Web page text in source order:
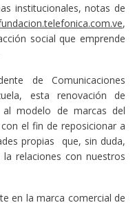
institucionales, notas de
,
social que emprende
de Comunicaciones
esta renovación de
al modelo de marcas del
el fin de reposicionar a
propias que, sin duda,
relaciones con nuestros
en la marca comercial de